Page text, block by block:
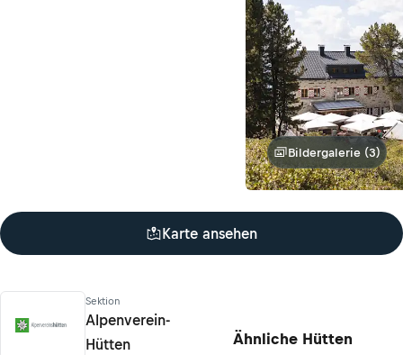
Bildergalerie (3)
Karte ansehen
Alpenverein-Hütten
Sektion
Alpenverein-
Hütten
Ähnliche Hütten